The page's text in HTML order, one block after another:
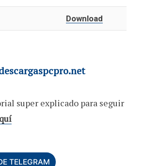
Download
super explicado para seguir
TELEGRAM